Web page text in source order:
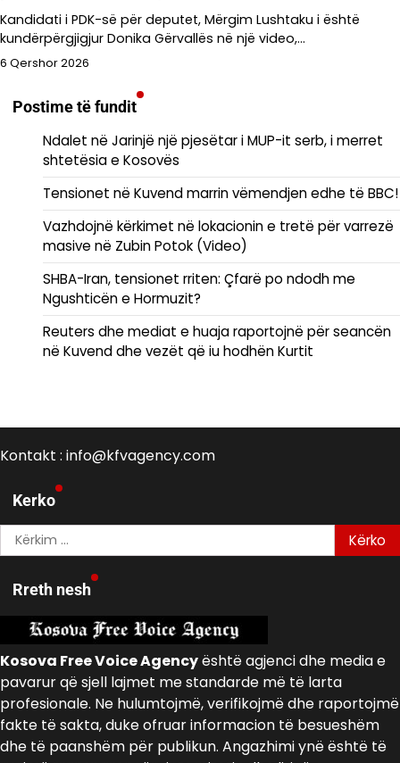
Kandidati i PDK-së për deputet, Mërgim Lushtaku i është
kundërpërgjigjur Donika Gërvallës në një video,…
6 Qershor 2026
Postime të fundit
Ndalet në Jarinjë një pjesëtar i MUP-it serb, i merret
shtetësia e Kosovës
Tensionet në Kuvend marrin vëmendjen edhe të BBC!
Vazhdojnë kërkimet në lokacionin e tretë për varrezë
masive në Zubin Potok (Video)
SHBA-Iran, tensionet rriten: Çfarë po ndodh me
Ngushticën e Hormuzit?
Reuters dhe mediat e huaja raportojnë për seancën
në Kuvend dhe vezët që iu hodhën Kurtit
Kontakt : info@kfvagency.com
Kerko
Kërko
për:
Rreth nesh
Kosova Free Voice Agencyështë agjenci dhe media e
pavarur që sjell lajmet me standarde më të larta
profesionale. Ne hulumtojmë, verifikojmë dhe raportojmë
fakte të sakta, duke ofruar informacion të besueshëm
dhe të paanshëm për publikun. Angazhimi ynë është të